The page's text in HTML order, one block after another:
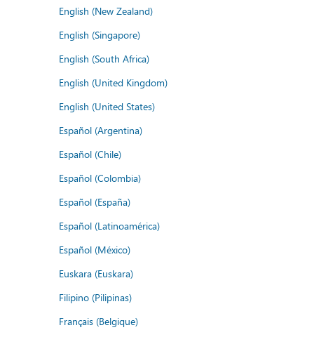
English (New Zealand)
English (Singapore)
English (South Africa)
English (United Kingdom)
English (United States)
Español (Argentina)
Español (Chile)
Español (Colombia)
Español (España)
Español (Latinoamérica)
Español (México)
Euskara (Euskara)
Filipino (Pilipinas)
Français (Belgique)